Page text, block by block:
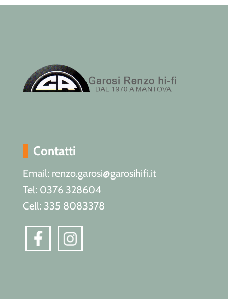
Contatti
Email: renzo.garosi@garosihifi.it
Tel: 0376 328604
Cell: 335 8083378